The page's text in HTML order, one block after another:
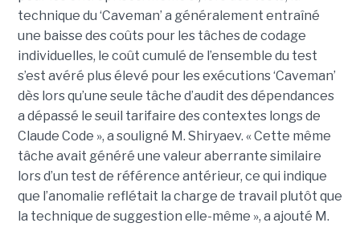
technique du ‘Caveman’ a généralement entraîné
une baisse des coûts pour les tâches de codage
individuelles, le coût cumulé de l’ensemble du test
s’est avéré plus élevé pour les exécutions ‘Caveman’
dès lors qu’une seule tâche d’audit des dépendances
a dépassé le seuil tarifaire des contextes longs de
Claude Code », a souligné M. Shiryaev. « Cette même
tâche avait généré une valeur aberrante similaire
lors d’un test de référence antérieur, ce qui indique
que l’anomalie reflétait la charge de travail plutôt que
la technique de suggestion elle-même », a ajouté M.